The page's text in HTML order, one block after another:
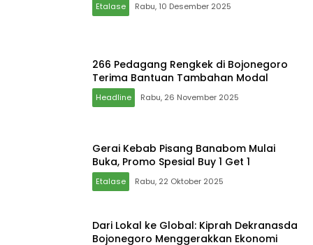
Etalase Rabu, 10 Desember 2025
266 Pedagang Rengkek di Bojonegoro
Terima Bantuan Tambahan Modal
Headline Rabu, 26 November 2025
Gerai Kebab Pisang Banabom Mulai
Buka, Promo Spesial Buy 1 Get 1
Etalase Rabu, 22 Oktober 2025
Dari Lokal ke Global: Kiprah Dekranasda
Bojonegoro Menggerakkan Ekonomi